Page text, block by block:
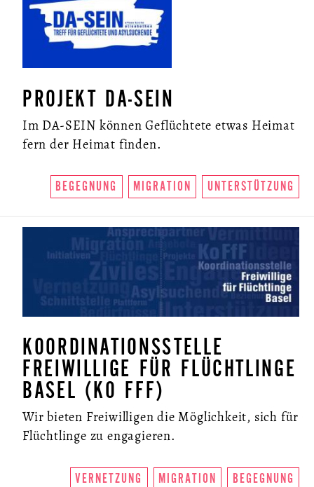
PROJEKT DA-SEIN
Im DA-SEIN können Geflüchtete etwas Heimat
fern der Heimat finden.
BEGEGNUNG MIGRATION UNTERSTÜTZUNG
KOORDINATIONSSTELLE
FREIWILLIGE FÜR FLÜCHTLINGE
BASEL (KO FFF)
Wir bieten Freiwilligen die Möglichkeit, sich für
Flüchtlinge zu engagieren.
VERNETZUNG MIGRATION BEGEGNUNG